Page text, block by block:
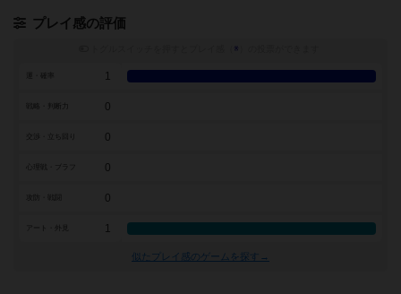
プレイ感の評価
※
1
戦略・判断力 0
0
0
0
アート・外見 1
似たプレイ感のゲームを探す→